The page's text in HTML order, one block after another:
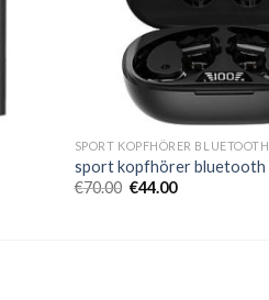
SPORT KOPFHÖRER BLUETOOTH
sport kopfhörer bluetooth
€70.00 €44.00